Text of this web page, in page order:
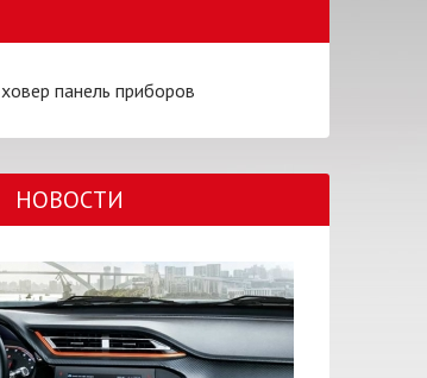
ховер панель приборов
НОВОСТИ